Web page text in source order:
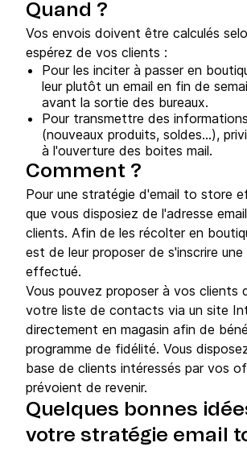
Quand ?
Vos envois doivent être calculés
espérez de vos clients :
Pour les inciter à passer en
leur plutôt un email en fin de
avant la sortie des bureaux.
Pour transmettre des
(nouveaux produits, soldes...),
à l'ouverture des boites mail.
Comment ?
Pour une stratégie d'email to store
que vous disposiez de l'adresse
clients. Afin de les récolter en
est de leur proposer de s'inscrire
effectué.
Vous pouvez proposer à vos clients
votre liste de contacts via un site
directement en magasin afin de
programme de fidélité. Vous
base de clients intéressés par vos
prévoient de revenir.
Quelques bonnes
votre stratégie email